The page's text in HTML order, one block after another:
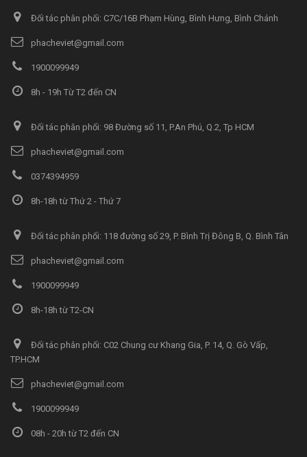
Đối tác phân phối: C7C/16B Phạm Hùng, Bình Hưng, Bình Chánh
phacheviet@gmail.com
1900099949
8h - 19h Từ T2 đến CN
Đối tác phân phối: 98 Đường số 11, P.An Phú, Q.2, Tp HCM
phacheviet@gmail.com
0374394959
8h-18h từ Thứ 2 - Thứ 7
Đối tác phân phối: 118 đường số 29, P. Bình Trị Đông B, Q. Bình Tân
phacheviet@gmail.com
1900099949
8h-18h từ T2-CN
Đối tác phân phối: C02 Chung cư Khang Gia, P. 14, Q. Gò Vấp,
TP.HCM
phacheviet@gmail.com
1900099949
08h - 20h từ T2 đến CN